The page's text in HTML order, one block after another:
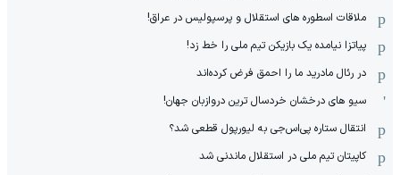
ملاقات اسطوره های استقلال و پرسپولیس در عراق!
پیاتزا نیامده یک بازیکن تیم ملی را خط زد!
در رئال مادرید ما را احمق فرض کرده‌اند
سیو های درخشان خردسال ترین دروازبان جهان!
انتقال ستاره پی‌اس‌جی به لیورپول قطعی شد؟
کاپیتان تیم ملی در استقلال ماندنی شد